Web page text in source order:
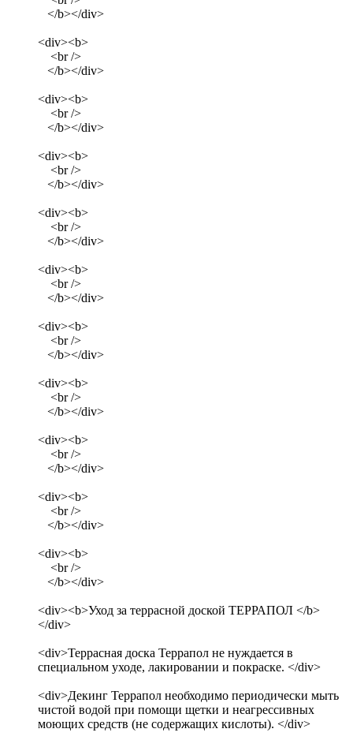
</b></div>
<div><b>
<br />
</b></div>
<div><b>
<br />
</b></div>
<div><b>
<br />
</b></div>
<div><b>
<br />
</b></div>
<div><b>
<br />
</b></div>
<div><b>
<br />
</b></div>
<div><b>
<br />
</b></div>
<div><b>
<br />
</b></div>
<div><b>
<br />
</b></div>
<div><b>
<br />
</b></div>
<div><b>Уход за террасной доской ТЕРРАПОЛ </b>
</div>
<div>Террасная доска Террапол не нуждается в
специальном уходе, лакировании и покраске. </div>
<div>Декинг Террапол необходимо периодически мыть
чистой водой при помощи щетки и неагрессивных
моющих средств (не содержащих кислоты). </div>